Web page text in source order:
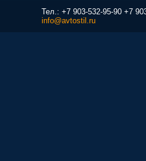
Тел.: +7 903-532-95-90 +7
info@avtostil.ru